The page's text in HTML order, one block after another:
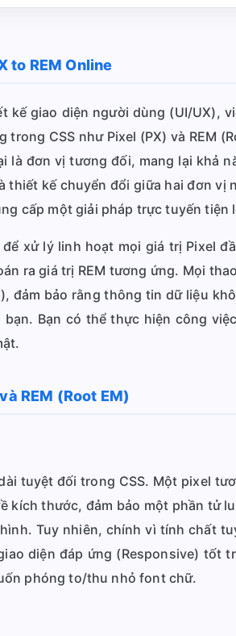
to REM Online
kế giao diện người dùng (UI/UX),
CSS như Pixel (PX) và REM
là đơn vị tương đối, mang lại khả
thiết kế chuyển đổi giữa hai đơn vị
cấp một giải pháp trực tuyến tiện
xử lý linh hoạt mọi giá trị Pixel
ra giá trị REM tương ứng. Mọi
đảm bảo rằng thông tin dữ liệu
Bạn có thể thực hiện công
REM (Root EM)
tuyệt đối trong CSS. Một pixel
kích thước, đảm bảo một phần
Tuy nhiên, chính vì tính chất
diện đáp ứng (Responsive) tốt
phóng to/thu nhỏ font chữ.